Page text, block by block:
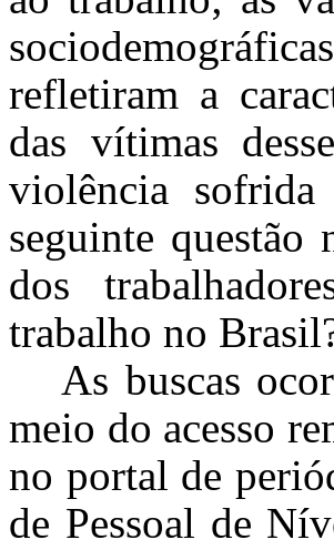
refletiram a
das vítimas
violência
seguinte
dos
trabalho no
As buscas
meio do acesso
no portal de
de Pessoal de